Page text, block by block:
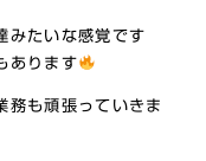
みたいな感覚です
あります
務も頑張っていきま